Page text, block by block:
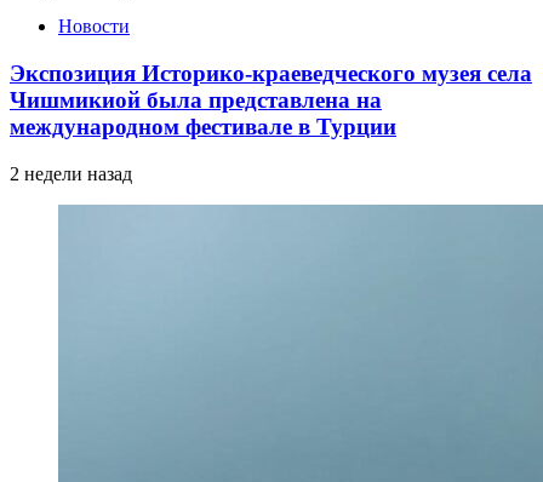
Новости
Экспозиция Историко-краеведческого музея села
Чишмикиой была представлена на
международном фестивале в Турции
2 недели назад